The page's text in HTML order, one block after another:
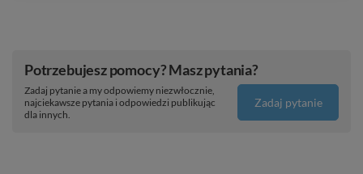
Potrzebujesz pomocy? Masz pytania?
Zadaj pytanie a my odpowiemy niezwłocznie,
najciekawsze pytania i odpowiedzi publikując
dla innych.
Zadaj pytanie